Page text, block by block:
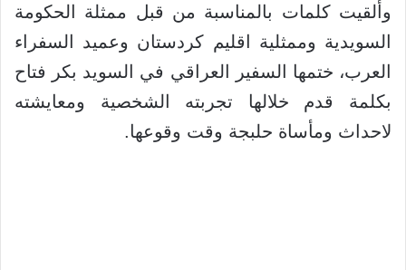
وألقيت كلمات بالمناسبة من قبل ممثلة الحكومة
السويدية وممثلية اقليم كردستان وعميد السفراء
العرب، ختمها السفير العراقي في السويد بكر فتاح
بكلمة قدم خلالها تجربته الشخصية ومعايشته
لاحداث ومأساة حلبجة وقت وقوعها.